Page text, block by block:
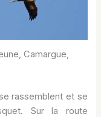
Camargue,
rassemblent et se
Sur la route